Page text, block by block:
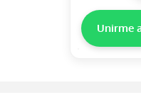
Unirme